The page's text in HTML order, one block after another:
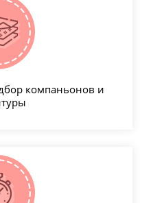
компаньонов и